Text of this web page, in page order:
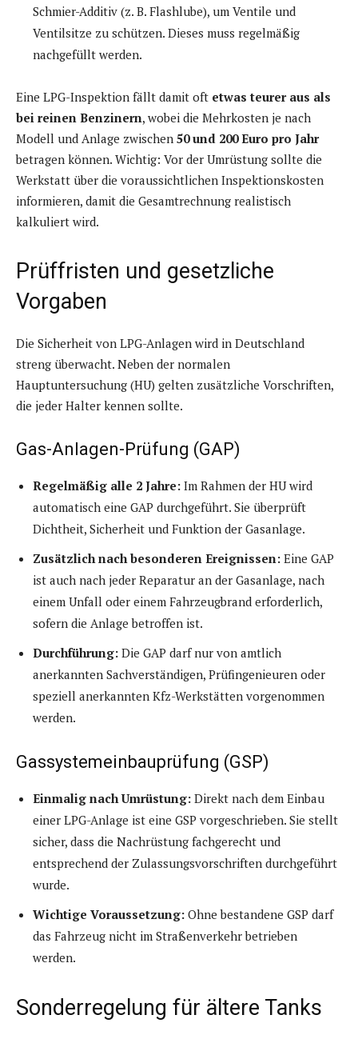
Schmier-Additiv (z. B. Flashlube), um Ventile und
Ventilsitze zu schützen. Dieses muss regelmäßig
nachgefüllt werden.
Eine LPG-Inspektion fällt damit oft etwas teurer aus als
bei reinen Benzinern, wobei die Mehrkosten je nach
Modell und Anlage zwischen 50 und 200 Euro pro Jahr
betragen können. Wichtig: Vor der Umrüstung sollte die
Werkstatt über die voraussichtlichen Inspektionskosten
informieren, damit die Gesamtrechnung realistisch
kalkuliert wird.
Prüffristen und gesetzliche
Vorgaben
Die Sicherheit von LPG-Anlagen wird in Deutschland
streng überwacht. Neben der normalen
Hauptuntersuchung (HU) gelten zusätzliche Vorschriften,
die jeder Halter kennen sollte.
Gas-Anlagen-Prüfung (GAP)
Regelmäßig alle 2 Jahre: Im Rahmen der HU wird
automatisch eine GAP durchgeführt. Sie überprüft
Dichtheit, Sicherheit und Funktion der Gasanlage.
Zusätzlich nach besonderen Ereignissen: Eine GAP
ist auch nach jeder Reparatur an der Gasanlage, nach
einem Unfall oder einem Fahrzeugbrand erforderlich,
sofern die Anlage betroffen ist.
Durchführung: Die GAP darf nur von amtlich
anerkannten Sachverständigen, Prüfingenieuren oder
speziell anerkannten Kfz-Werkstätten vorgenommen
werden.
Gassystemeinbauprüfung (GSP)
Einmalig nach Umrüstung: Direkt nach dem Einbau
einer LPG-Anlage ist eine GSP vorgeschrieben. Sie stellt
sicher, dass die Nachrüstung fachgerecht und
entsprechend der Zulassungsvorschriften durchgeführt
wurde.
Wichtige Voraussetzung: Ohne bestandene GSP darf
das Fahrzeug nicht im Straßenverkehr betrieben
werden.
Sonderregelung für ältere Tanks